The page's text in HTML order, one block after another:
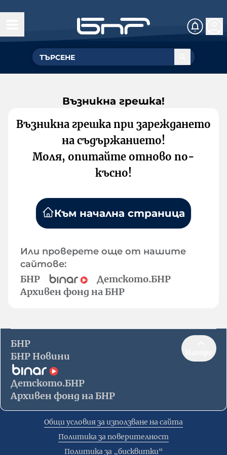
Възникна грешка!
Възникна грешка при зареждането
на съдържанието!
Моля, опитайте отново по-
късно!
Към начална страница
Или проверете още от нашите
сайтове:
БНР
Детското.БНР
Архивен фонд на БНР
БНР
БНР Новини
Детското.БНР
Архивен фонд на БНР
Общи условия за използване на сайта
Политика за поверителност
Политика за „бисквитки“